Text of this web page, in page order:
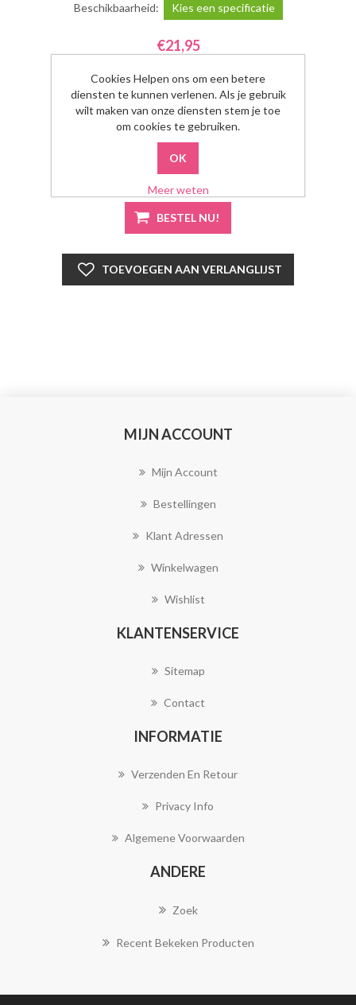
Beschikbaarheid: Kies een specificatie
€21,95
Kleur *
Kies een kleur
MIJN ACCOUNT
Mijn Account
Bestellingen
Klant Adressen
Winkelwagen
Wishlist
KLANTENSERVICE
Sitemap
Contact
INFORMATIE
Verzenden En Retour
Privacy Info
Algemene Voorwaarden
ANDERE
Zoek
Recent Bekeken Producten
Cookies Helpen ons om een betere
diensten te kunnen verlenen. Als je gebruik
wilt maken van onze diensten stem je toe
om cookies te gebruiken.
Meer weten